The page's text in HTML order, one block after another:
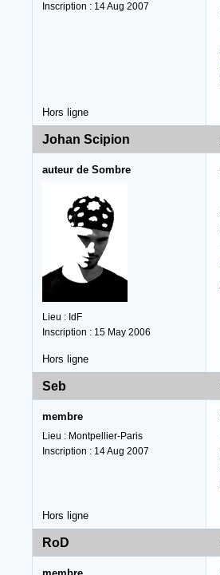
Inscription : 14 Aug 2007
Hors ligne
Johan Scipion
auteur de Sombre
Lieu : IdF
Inscription : 15 May 2006
Hors ligne
Seb
membre
Lieu : Montpellier-Paris
Inscription : 14 Aug 2007
Hors ligne
RoD